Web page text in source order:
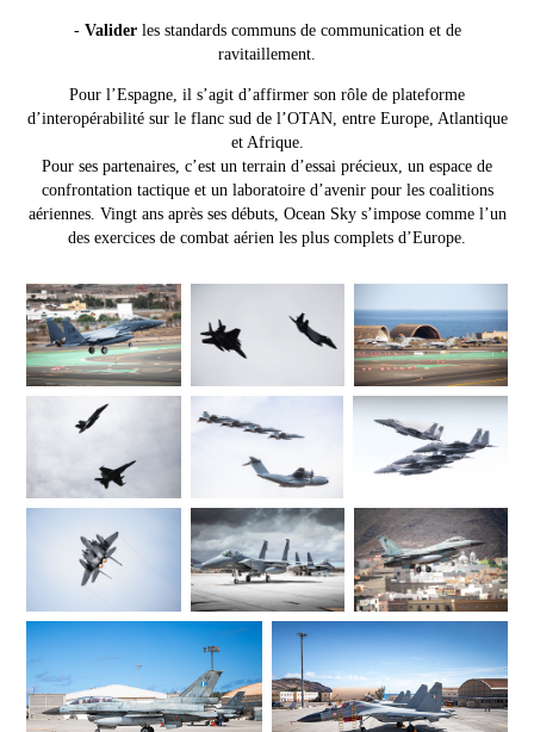
- Validerles standards communs de communication et de
ravitaillement.
Pour l’Espagne, il s’agit d’affirmer son rôle de plateforme
d’interopérabilité sur le flanc sud de l’OTAN, entre Europe, Atlantique
et Afrique.
Pour ses partenaires, c’est un terrain d’essai précieux, un espace de
confrontation tactique et un laboratoire d’avenir pour les coalitions
aériennes. Vingt ans après ses débuts, Ocean Sky s’impose comme l’un
des exercices de combat aérien les plus complets d’Europe.